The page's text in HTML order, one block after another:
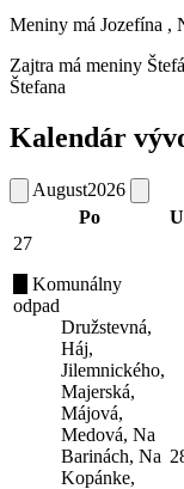
Meniny má Jozefína ,
Zajtra má meniny
Štefana
Kalendár
August2026
Po
27
Komunálny
odpad
Družstevná,
Háj,
Jilemnického,
Majerská,
Májová,
Medová, Na
Barinách, Na
Kopánke,